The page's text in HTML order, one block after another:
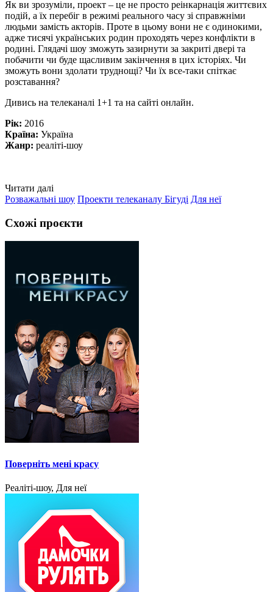
Як ви зрозуміли, проект – це не просто реінкарнація життєвих
подій, а їх перебіг в режимі реального часу зі справжніми
людьми замість акторів. Проте в цьому вони не є одинокими,
адже тисячі українських родин проходять через конфлікти в
родині. Глядачі шоу зможуть зазирнути за закриті двері та
побачити чи буде щасливим закінчення в цих історіях. Чи
зможуть вони здолати труднощі? Чи їх все-таки спіткає
розставання?
Дивись на телеканалі 1+1 та на сайті онлайн.
Рік: 2016
Країна: Україна
Жанр: реаліті-шоу
Читати далі
Розважальні шоу Проекти телеканалу Бігуді Для неї
Схожі проєкти
Поверніть мені красу
Реаліті-шоу, Для неї